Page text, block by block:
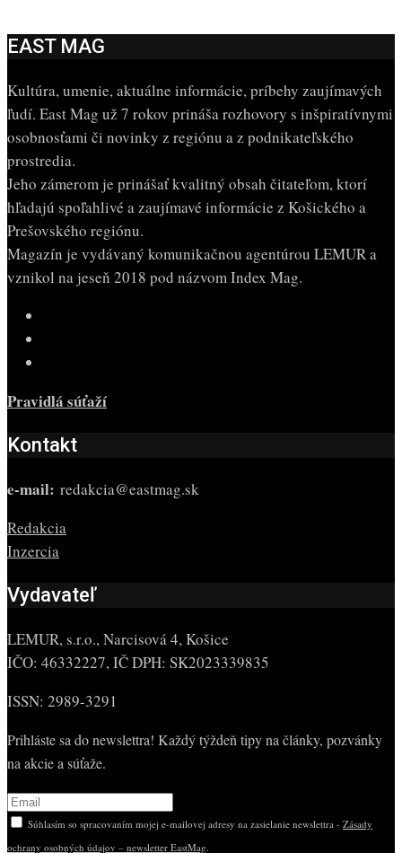
EAST MAG
Kultúra, umenie, aktuálne informácie, príbehy zaujímavých
ľudí. East Mag už 7 rokov prináša rozhovory s inšpiratívnymi
osobnosťami či novinky z regiónu a z podnikateľského
prostredia.
Jeho zámerom je prinášať kvalitný obsah čitateľom, ktorí
hľadajú spoľahlivé a zaujímavé informácie z Košického a
Prešovského regiónu.
Magazín je vydávaný komunikačnou agentúrou LEMUR a
vznikol na jeseň 2018 pod názvom Index Mag.
Pravidlá súťaží
Kontakt
e-mail: redakcia@eastmag.sk
Redakcia
Inzercia
Vydavateľ
LEMUR, s.r.o., Narcisová 4, Košice
IČO: 46332227, IČ DPH: SK2023339835
ISSN: 2989-3291
Prihláste sa do newslettra! Každý týždeň tipy na články, pozvánky
na akcie a súťaže.
Súhlasím so spracovaním mojej e-mailovej adresy na zasielanie newslettra - Zásady
ochrany osobných údajov – newsletter EastMag